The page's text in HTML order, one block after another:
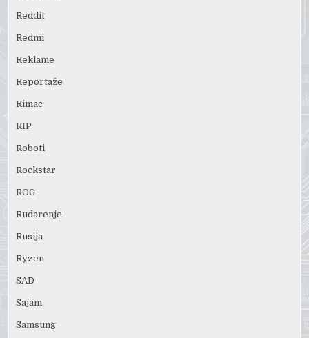
Reddit
Redmi
Reklame
Reportaže
Rimac
RIP
Roboti
Rockstar
ROG
Rudarenje
Rusija
Ryzen
SAD
Sajam
Samsung